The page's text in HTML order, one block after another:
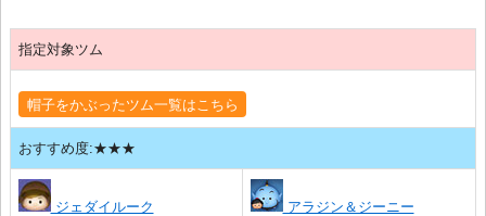
指定対象ツム
帽子をかぶったツム一覧はこちら
おすすめ度:★★★
ジェダイルーク アラジン＆ジーニー